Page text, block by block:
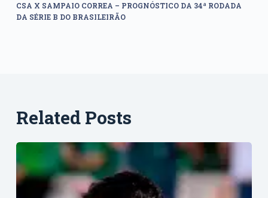
CSA X SAMPAIO CORREA – PROGNÓSTICO DA 34ª RODADA
DA SÉRIE B DO BRASILEIRÃO
Related Posts